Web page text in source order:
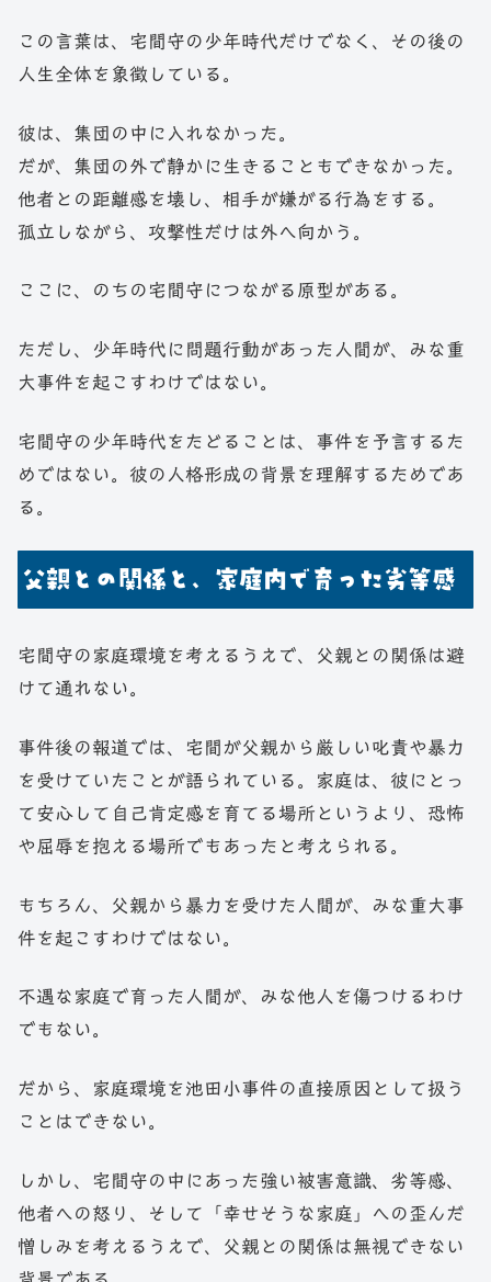
この言葉は、宅間守の少年時代だけでなく、その後の
人生全体を象徴している。
彼は、集団の中に入れなかった。
だが、集団の外で静かに生きることもできなかった。
他者との距離感を壊し、相手が嫌がる行為をする。
孤立しながら、攻撃性だけは外へ向かう。
ここに、のちの宅間守につながる原型がある。
ただし、少年時代に問題行動があった人間が、みな重
大事件を起こすわけではない。
宅間守の少年時代をたどることは、事件を予言するた
めではない。彼の人格形成の背景を理解するためであ
る。
父親との関係と、家庭内で育った劣等感
宅間守の家庭環境を考えるうえで、父親との関係は避
けて通れない。
事件後の報道では、宅間が父親から厳しい叱責や暴力
を受けていたことが語られている。家庭は、彼にとっ
て安心して自己肯定感を育てる場所というより、恐怖
や屈辱を抱える場所でもあったと考えられる。
もちろん、父親から暴力を受けた人間が、みな重大事
件を起こすわけではない。
不遇な家庭で育った人間が、みな他人を傷つけるわけ
でもない。
だから、家庭環境を池田小事件の直接原因として扱う
ことはできない。
しかし、宅間守の中にあった強い被害意識、劣等感、
他者への怒り、そして「幸せそうな家庭」への歪んだ
憎しみを考えるうえで、父親との関係は無視できない